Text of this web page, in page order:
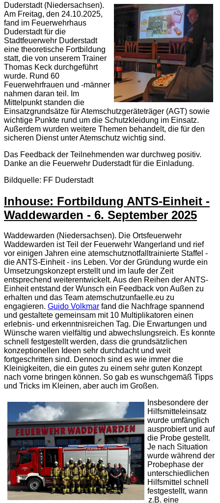
Duderstadt (Niedersachsen).
Am Freitag, den 24.10.2025,
fand im Feuerwehrhaus
Duderstadt für die
Stadtfeuerwehr Duderstadt
eine theoretische Fortbildung
statt, die von unserem Trainer
Thomas Keck durchgeführt
wurde. Rund 60
Feuerwehrfrauen und -männer
nahmen daran teil. Im
Mittelpunkt standen die
Einsatzgrundsätze für Atemschutzgeräteträger (AGT) sowie
wichtige Punkte rund um die Schutzkleidung im Einsatz.
Außerdem wurden weitere Themen behandelt, die für den
sicheren Dienst unter Atemschutz wichtig sind.
Das Feedback der Teilnehmenden war durchweg positiv.
Danke an die Feuerwehr Duderstadt für die Einladung.
Bildquelle: FF Duderstadt
Inhouse: Fortbildung ANTS-Einheit -
Waddewarden - 6. September 2025
Waddewarden (Niedersachsen). Die Ortsfeuerwehr
Waddewarden ist Teil der Feuerwehr Wangerland und rief
vor einigen Jahren eine atemschutznotfalltrainierte Staffel -
die ANTS-Einheit - ins Leben. Vor der Gründung wurde ein
Umsetzungskonzept erstellt und im laufe der Zeit
entsprechend weiterentwickelt. Aus den Reihen der ANTS-
Einheit entstand der Wunsch ein Feedback von Außen zu
erhalten und das Team atemschutzunfaelle.eu zu
engagieren. Guido Volkmar fand die Nachfrage spannend
und gestaltete gemeinsam mit 10 Multiplikatoren einen
erlebnis- und erkenntnisreichen Tag. Die Erwartungen und
Wünsche waren vielfältig und abwechslungsreich. Es konnte
schnell festgestellt werden, dass die grundsätzlichen
konzeptionellen Ideen sehr durchdacht und weit
fortgeschritten sind. Dennoch sind es wie immer die
Kleinigkeiten, die ein gutes zu einem sehr guten Konzept
nach vorne bringen können. So gab es wunschgemäß Tipps
und Tricks im Kleinen, aber auch im Großen.
Insbesondere der
Hilfsmitteleinsatz
wurde umfänglich
ausprobiert und auf
die Probe gestellt.
Je nach Situation
wurde während der
Probephase der
unterschiedlichen
Hilfsmittel schnell
festgestellt, wann
z.B. eine